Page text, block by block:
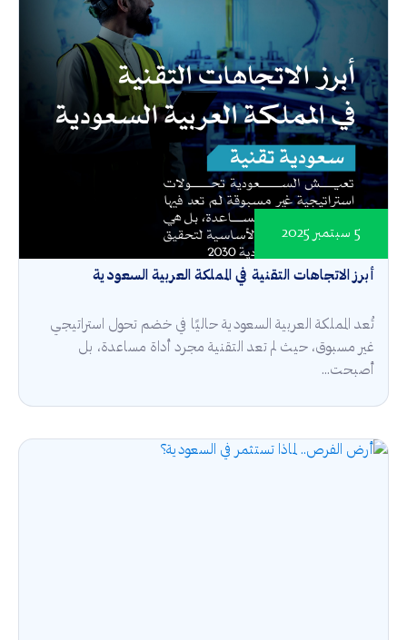
أبرز الاتجاهات التقنية في المملكة العربية السعودية
5 سبتمبر 2025
تُعد المملكة العربية السعودية حاليًا في خضم تحول استراتيجي
غير مسبوق، حيث لم تعد التقنية مجرد أداة مساعدة، بل
أصبحت...